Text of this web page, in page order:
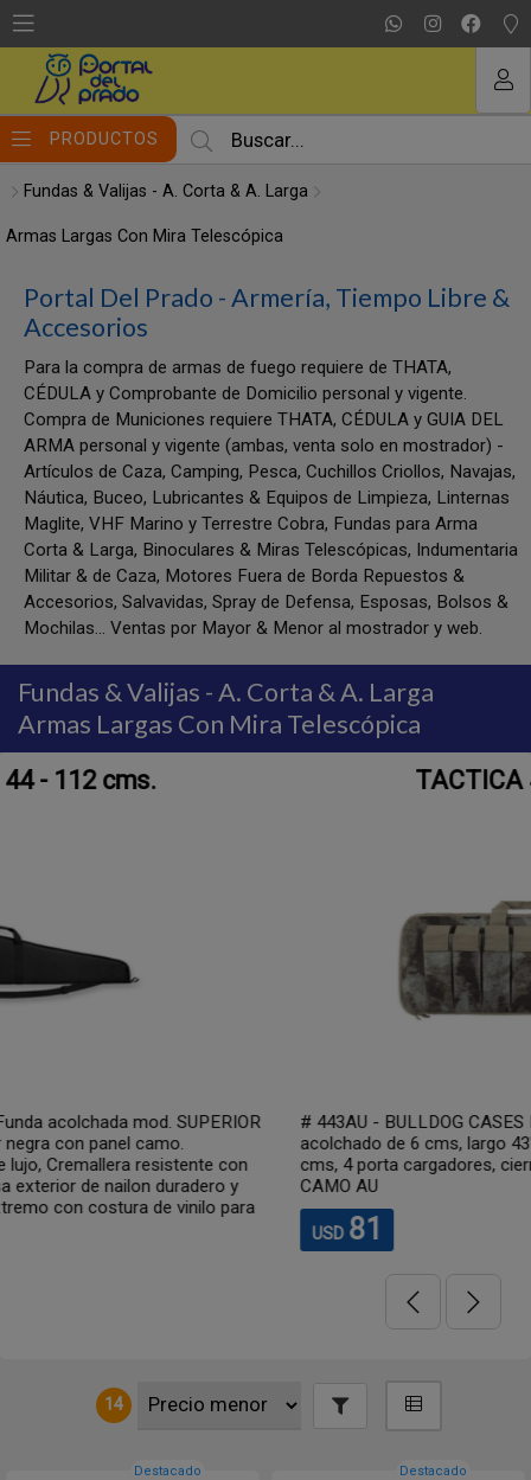
PRODUCTOS
Fundas & Valijas - A. Corta & A. Larga
Armas Largas Con Mira Telescópica
Portal Del Prado - Armería, Tiempo Libre &
Accesorios
Para la compra de armas de fuego requiere de THATA,
CÉDULA y Comprobante de Domicilio personal y vigente.
Compra de Municiones requiere THATA, CÉDULA y GUIA DEL
ARMA personal y vigente (ambas, venta solo en mostrador) -
Artículos de Caza, Camping, Pesca, Cuchillos Criollos, Navajas,
Náutica, Buceo, Lubricantes & Equipos de Limpieza, Linternas
Maglite, VHF Marino y Terrestre Cobra, Fundas para Arma
Corta & Larga, Binoculares & Miras Telescópicas, Indumentaria
Militar & de Caza, Motores Fuera de Borda Repuestos &
Accesorios, Salvavidas, Spray de Defensa, Esposas, Bolsos &
Mochilas... Ventas por Mayor & Menor al mostrador y web.
Fundas & Valijas - A. Corta & A. Larga
Armas Largas Con Mira Telescópica
TACTICA 43 - 109 cms.
# 443AU - BULLDOG CASES Funda Assault Extreme Atacs
acolchado de 6 cms, largo 43" - 109.5 cms x ancho 11.8" -
cms, 4 porta cargadores, cierre lateral porta acc., incluye
CAMO AU
14
Destacado Destacado